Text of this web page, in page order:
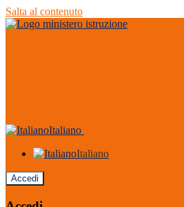
Salta al contenuto
Italiano
Italiano
Accedi